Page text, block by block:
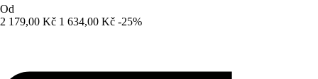
Od
2 179,00 Kč 1 634,00 Kč -25%